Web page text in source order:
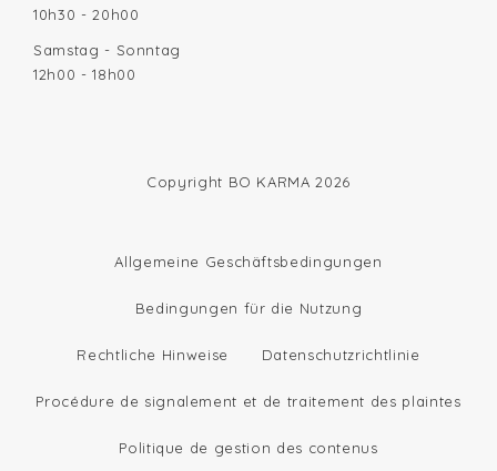
10h30 - 20h00
Samstag - Sonntag
12h00 - 18h00
Copyright BO KARMA 2026
Allgemeine Geschäftsbedingungen
Bedingungen für die Nutzung
Rechtliche Hinweise Datenschutzrichtlinie
Procédure de signalement et de traitement des plaintes
Politique de gestion des contenus